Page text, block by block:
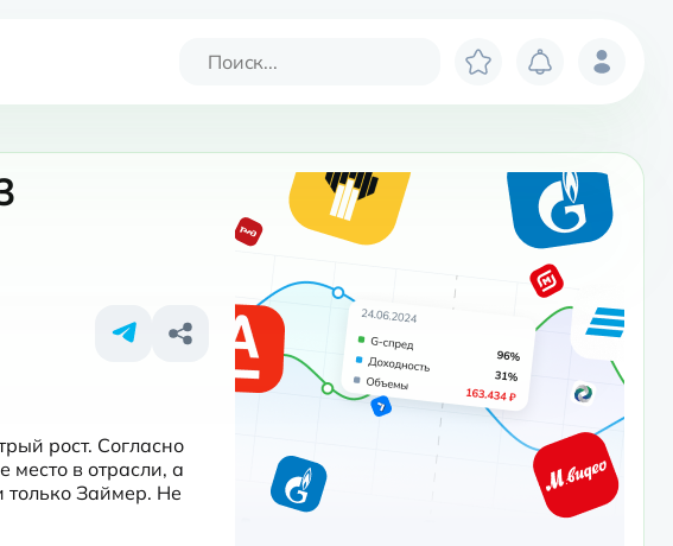
рост. Согласно
место в отрасли, а
Займер. Не